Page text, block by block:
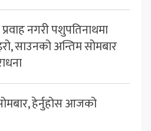
नगरी पशुपतिनाथमा
साउनको अन्तिम सोमबार
हेर्नुहोस आजको